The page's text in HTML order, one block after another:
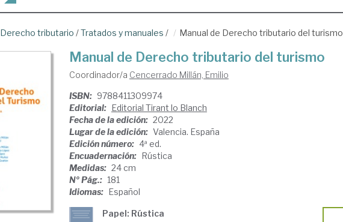
Derecho tributario /Tratados y manuales / Manual de Derecho tributario del turismo
Manual de Derecho tributario del turismo
Coordinador/a Cencerrado Millán, Emilio
ISBN: 9788411309974
Editorial: Editorial Tirant lo Blanch
Fecha de la edición: 2022
Lugar de la edición: Valencia. España
Edición número: 4ª ed.
Encuadernación: Rústica
Medidas: 24 cm
Nº Pág.: 181
Idiomas: Español
Papel: Rústica